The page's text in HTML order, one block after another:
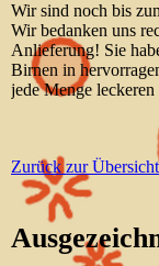
Wir sind noch bis
Wir bedanken uns
Anlieferung! Sie
Birnen in
jede Menge leckeren
Zurück zur Übersicht